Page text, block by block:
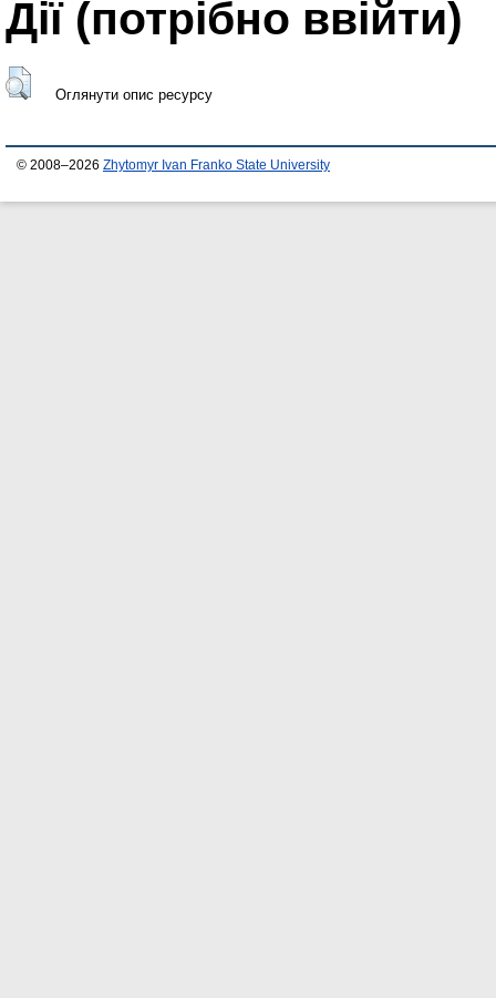
Дії ​​(потрібно ввійти)
Оглянути опис ресурсу
© 2008–2026 Zhytomyr Ivan Franko State University